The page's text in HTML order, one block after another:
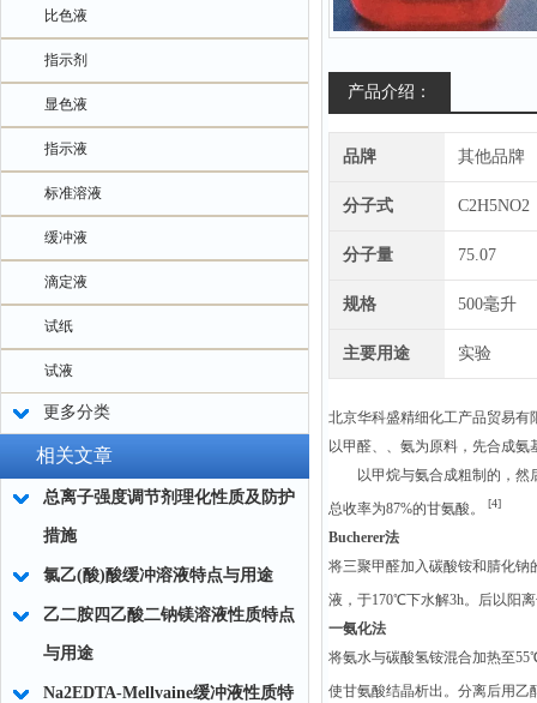
比色液
指示剂
显色液
指示液
标准溶液
缓冲液
滴定液
试纸
试液
更多分类
相关文章
总离子强度调节剂理化性质及防护
措施
氯乙(酸)酸缓冲溶液特点与用途
乙二胺四乙酸二钠镁溶液性质特点
与用途
Na2EDTA-Mellvaine缓冲液性质特
产品介绍：
品牌 其他品牌
分子式 C2H5NO2
分子量 75.07
规格 500毫升
主要用途 实验
北京华科盛精细化工产品贸易有
以甲醛、、氨为原料，先合成
以甲烷与氨合成粗制的，然后
总收率为87%的甘氨酸。
[4]
Bucherer法
将三聚甲醛加入碳酸铵和腈化钠
液，于170℃下水解3h。后以阳
一氨化法
将氨水与碳酸氢铵混合加热至
使甘氨酸结晶析出。分离后用乙